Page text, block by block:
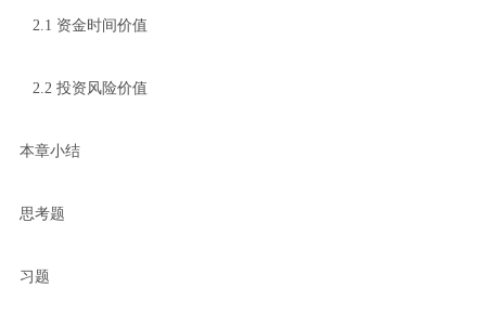
2.1 资金时间价值
2.2 投资风险价值
本章小结
思考题
习题